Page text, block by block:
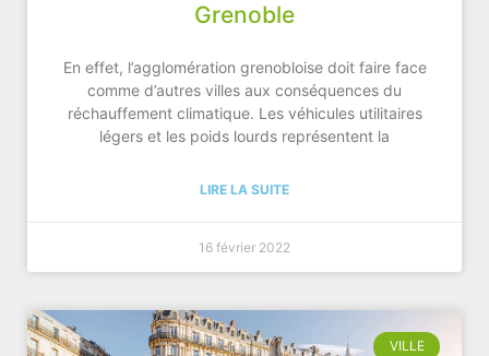
Grenoble
En effet, l’agglomération grenobloise doit faire face
comme d’autres villes aux conséquences du
réchauffement climatique. Les véhicules utilitaires
légers et les poids lourds représentent la
LIRE LA SUITE
16 février 2022
VILLE